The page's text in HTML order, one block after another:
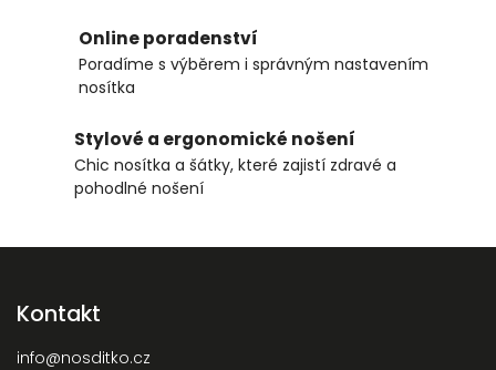
Online poradenství
Poradíme s výběrem i správným nastavením
nosítka
Stylové a ergonomické nošení
Chic nosítka a šátky, které zajistí zdravé a
pohodlné nošení
Kontakt
info@nosditko.cz